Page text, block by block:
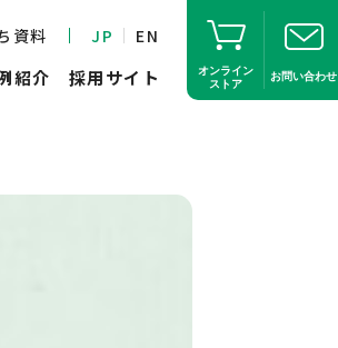
資料 JP EN
紹介 採用サイト
オンライン
ストア
お問い合わせ